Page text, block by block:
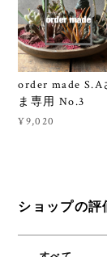
order made S.A
ま専用 No.3
¥9,020
ショップの評